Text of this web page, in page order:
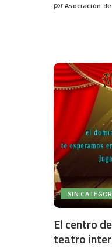
Posted
por Asociación
SIN
El centro
teatro